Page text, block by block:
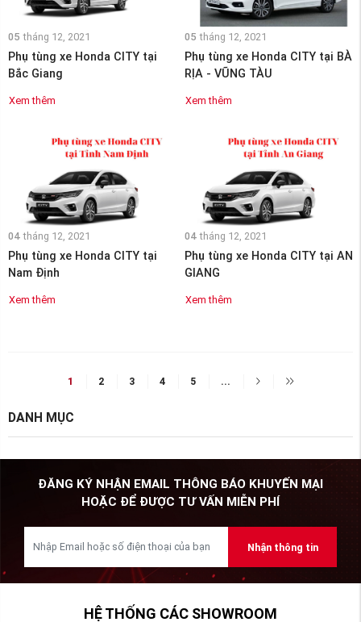
05 tháng 12, 2021
Phụ tùng xe Honda CITY tại
Bắc Giang
Xem thêm
05 tháng 12, 2021
Phụ tùng xe Honda CITY tại BÀ
RỊA - VŨNG TÀU
Xem thêm
04 tháng 12, 2021
Phụ tùng xe Honda CITY tại
Nam Định
Xem thêm
04 tháng 12, 2021
Phụ tùng xe Honda CITY tại AN
GIANG
Xem thêm
1 2 3 4 5 ...
DANH MỤC
ĐĂNG KÝ NHẬN EMAIL THÔNG BÁO KHUYẾN MẠI
HOẶC ĐỂ ĐƯỢC TƯ VẤN MIỄN PHÍ
Nhận thông tin
HỆ THỐNG CÁC SHOWROOM